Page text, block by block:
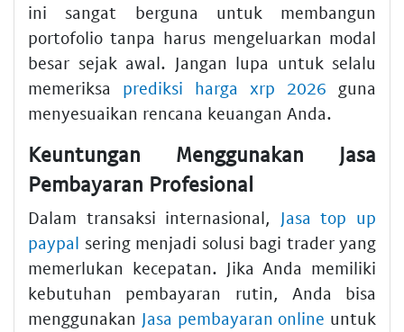
ini sangat berguna untuk membangun
portofolio tanpa harus mengeluarkan modal
besar sejak awal. Jangan lupa untuk selalu
memeriksa prediksi harga xrp 2026 guna
menyesuaikan rencana keuangan Anda.
Keuntungan Menggunakan Jasa
Pembayaran Profesional
Dalam transaksi internasional, Jasa top up
paypal sering menjadi solusi bagi trader yang
memerlukan kecepatan. Jika Anda memiliki
kebutuhan pembayaran rutin, Anda bisa
menggunakan Jasa pembayaran online untuk